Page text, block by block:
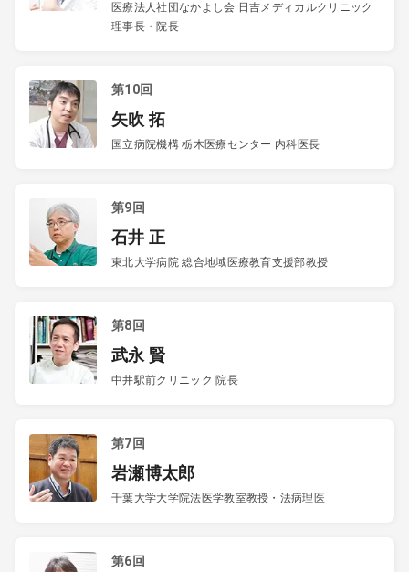
医療法人社団なかよし会 日吉メディカルクリニック
理事長・院長
第10回
矢吹 拓
国立病院機構 栃木医療センター 内科医長
第9回
石井 正
東北大学病院 総合地域医療教育支援部教授
第8回
武永 賢
中井駅前クリニック 院長
第7回
岩瀬博太郎
千葉大学大学院法医学教室教授・法病理医
第6回